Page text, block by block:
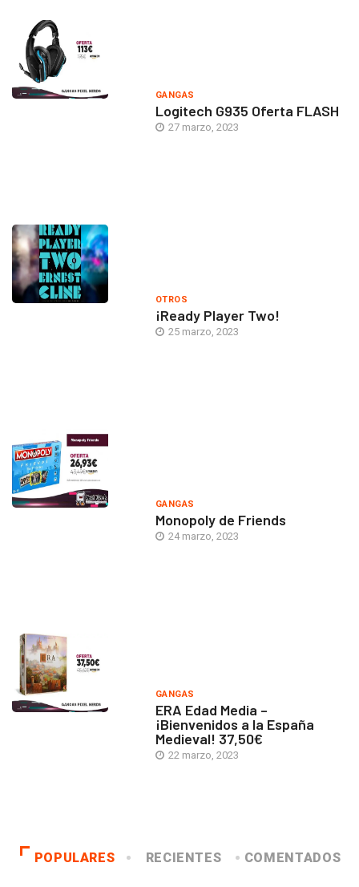
GANGAS
Logitech G935 Oferta FLASH
27 marzo, 2023
OTROS
¡Ready Player Two!
25 marzo, 2023
GANGAS
Monopoly de Friends
24 marzo, 2023
GANGAS
ERA Edad Media –
¡Bienvenidos a la España
Medieval! 37,50€
22 marzo, 2023
POPULARES RECIENTES COMENTADOS